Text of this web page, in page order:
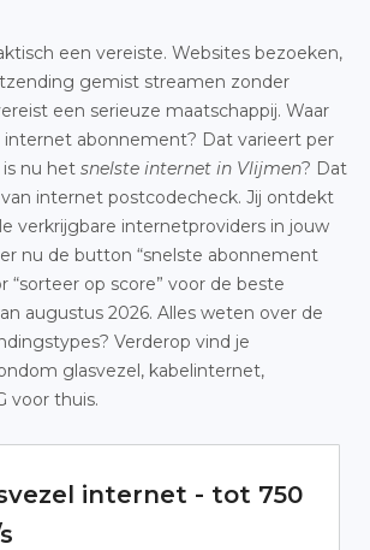
een vereiste. Websites bezoeken,
gemist streamen zonder
een serieuze maatschappij. Waar
internet abonnement? Dat varieert per
nu het snelste internet in Vlijmen? Dat
internet postcodecheck. Jij ontdekt
verkrijgbare internetproviders in jouw
nu de button “snelste abonnement
“sorteer op score” voor de beste
augustus 2026. Alles weten over de
Verderop vind je
glasvezel, kabelinternet,
voor thuis.
internet - tot 750